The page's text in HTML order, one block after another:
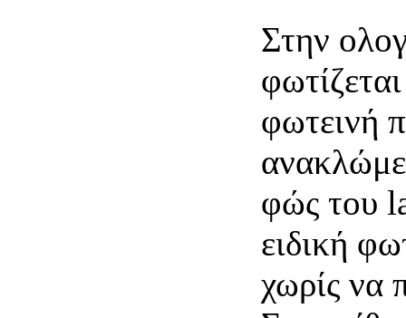
Στην
φωτεινή
φώς του
ειδική
χωρίς να